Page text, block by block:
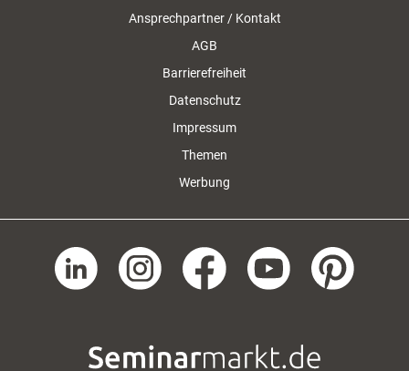
Ansprechpartner / Kontakt
AGB
Barrierefreiheit
Datenschutz
Impressum
Themen
Werbung